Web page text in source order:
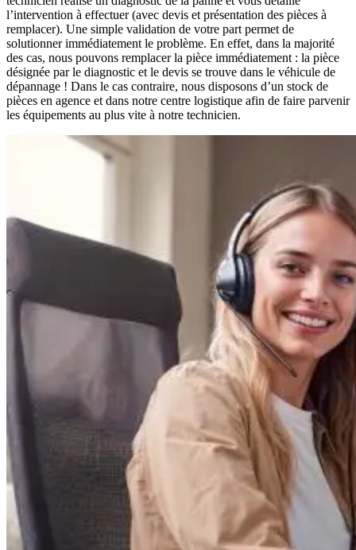
l’intervention à effectuer (avec devis et présentation des pièces à
remplacer). Une simple validation de votre part permet de
solutionner immédiatement le problème. En effet, dans la majorité
des cas, nous pouvons remplacer la pièce immédiatement : la pièce
désignée par le diagnostic et le devis se trouve dans le véhicule de
dépannage ! Dans le cas contraire, nous disposons d’un stock de
pièces en agence et dans notre centre logistique afin de faire parvenir
les équipements au plus vite à notre technicien.